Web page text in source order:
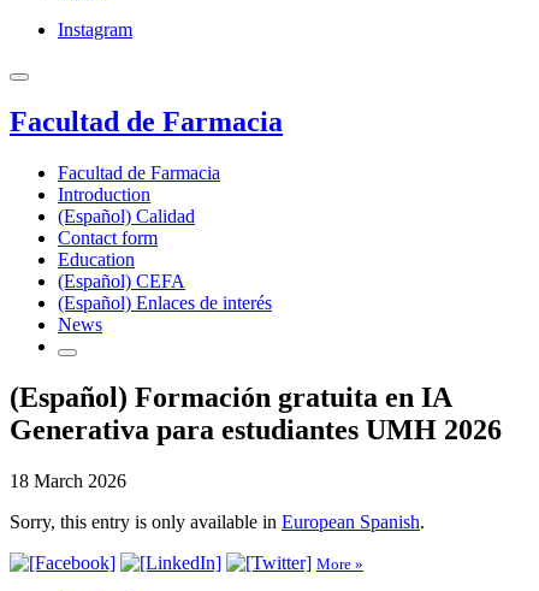
Instagram
Facultad de Farmacia
Facultad de Farmacia
Introduction
(Español) Calidad
Contact form
Education
(Español) CEFA
(Español) Enlaces de interés
News
(Español) Formación gratuita en IA
Generativa para estudiantes UMH 2026
18 March 2026
Sorry, this entry is only available in European Spanish.
More »